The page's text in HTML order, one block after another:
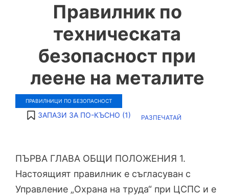
Правилник по
техническата
безопасност при
леене на металите
ПРАВИЛНИЦИ ПО БЕЗОПАСНОСТ
ЗАПАЗИ ЗА ПО-КЪСНО (1) РАЗПЕЧАТАЙ
ПЪРВА ГЛАВА ОБЩИ ПОЛОЖЕНИЯ 1.
Настоящият правилник е съгласуван с
Управление „Охрана на труда“ при ЦСПС и е